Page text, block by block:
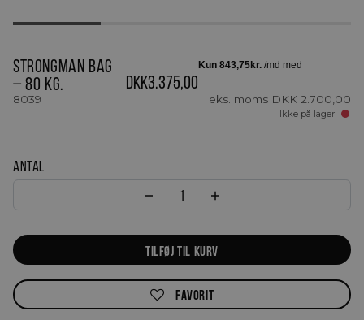
Strongman Bag
– 80 kg.
DKK3.375,00
8039 eks. moms DKK 2.700,00
Ikke på lager
Antal
Strongman Bag - 80 kg. antal
TILFØJ TIL KURV
FAVORIT